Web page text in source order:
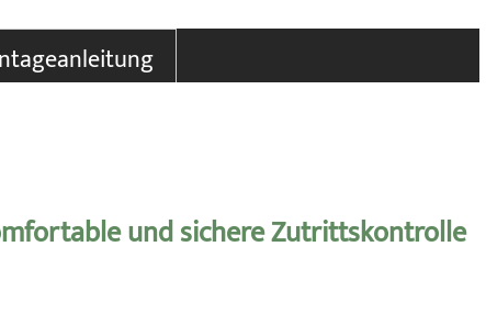
und sichere Zutrittskontrolle